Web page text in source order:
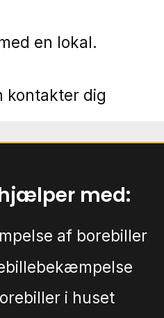
en lokal.
kontakter dig
med:
af borebiller
i huset